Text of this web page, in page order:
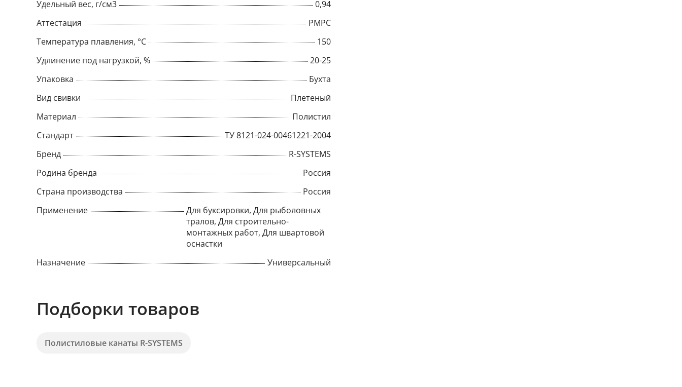
Удельный вес, г/см3
0,94
Аттестация
РМРС
Температура плавления, °С
150
Удлинение под нагрузкой, %
20-25
Упаковка
Бухта
Вид свивки
Плетеный
Материал
Полистил
Стандарт
ТУ 8121-024-00461221-2004
Бренд
R-SYSTEMS
Родина бренда
Россия
Страна производства
Россия
Применение
Для буксировки, Для рыболовных
тралов, Для строительно-
монтажных работ, Для швартовой
оснастки
Назначение
Универсальный
Подборки товаров
Полистиловые канаты R-SYSTEMS
Popup
Title